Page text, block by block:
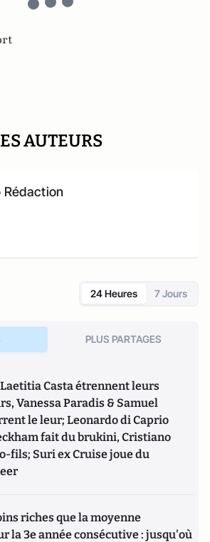
AUTEURS
24 Heures 7 Jours
PLUS PARTAGES
Casta étrennent leurs
Vanessa Paradis & Samuel
le leur; Leonardo di Caprio
fait du brukini, Cristiano
fils; Suri ex Cruise joue du
riches que la moyenne
la 3e année consécutive : jusqu'où